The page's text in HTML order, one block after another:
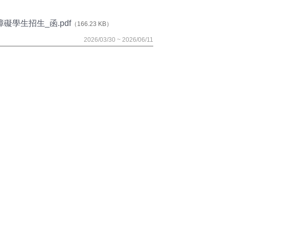
礙學生招生_函.pdf（166.23 KB）
2026/03/30 ~ 2026/06/11